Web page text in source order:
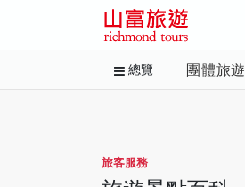
總覽 團體旅遊
旅客服務